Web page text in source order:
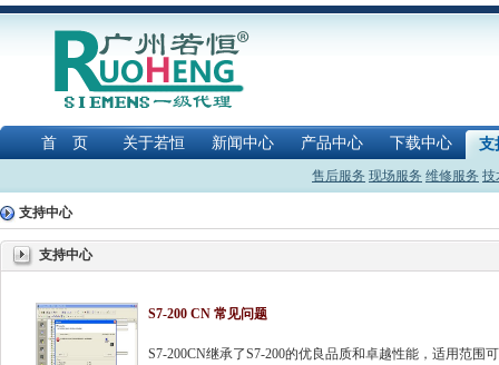
首 页 关于若恒 新闻中心 产品中心 下载中心 支
售后服务 现场服务 维修服务 技
支持中心
支持中心
S7-200 CN 常见问题
S7-200CN继承了S7-200的优良品质和卓越性能，适用范